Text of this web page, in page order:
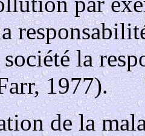
la
1977).
de la